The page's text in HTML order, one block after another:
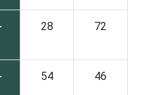
28 72
54 46